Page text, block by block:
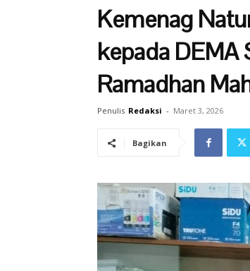
Kemenag
kepada DEMA
Ramadhan
Penulis Redaksi - Maret 3, 2026
Bagikan